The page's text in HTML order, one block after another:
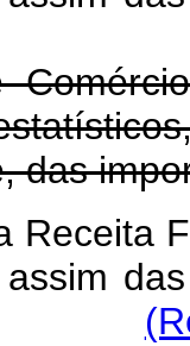
das
Receita